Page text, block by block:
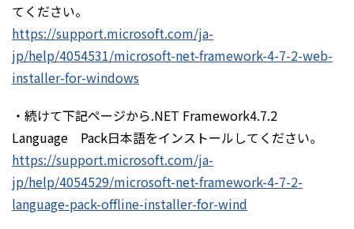
てください。
https://support.microsoft.com/ja-
jp/help/4054531/microsoft-net-framework-4-7-2-web-
installer-for-windows
・続けて下記ページから.NET Framework4.7.2
Language Pack日本語をインストールしてください。
https://support.microsoft.com/ja-
jp/help/4054529/microsoft-net-framework-4-7-2-
language-pack-offline-installer-for-wind